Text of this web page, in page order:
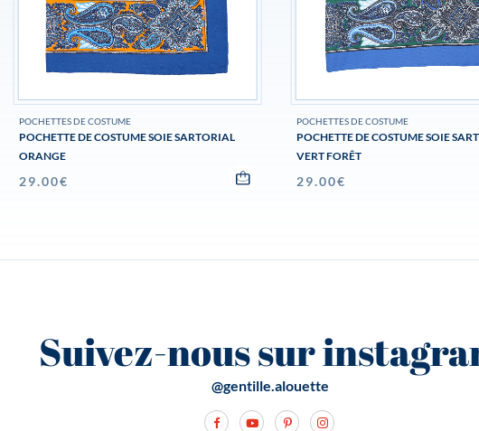
POCHETTES DE COSTUME
POCHETTE DE COSTUME SOIE SARTORIAL
ORANGE
29.00€
POCHETTES DE COSTUME
POCHETTE DE COSTUME SOIE
VERT FORÊT
29.00€
Suivez-nous sur
@gentille.alouette